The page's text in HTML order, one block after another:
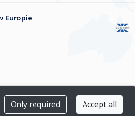
Europie
Polityka cookies RODO
Only required Accept all